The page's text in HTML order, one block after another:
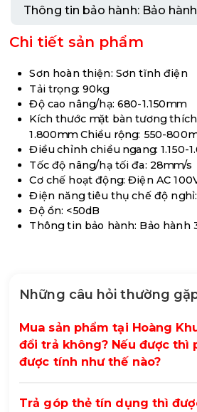
Thông tin bảo hành: Bảo
Chi tiết sản phẩm
Sơn hoàn thiện: Sơn tĩnh điện
Tải trọng: 90kg
Độ cao nâng/hạ: 680-1.150mm
Kích thước mặt bàn tương
1.800mm Chiều rộng: 550-
Điều chỉnh chiều ngang:1.150-
Tốc độ nâng/hạ tối đa: 28mm/s
Cơ chế hoạt động:Điện AC
Điện năng tiêu thụ chế độ nghỉ:
Độ ồn: <50dB
Thông tin bảo hành: Bảo hành
Những câu hỏi thường
Mua sản phẩm tại Hoàng
đổi trả không? Nếu được thì
được tính như thế nào?
Trả góp thẻ tín dụng thì